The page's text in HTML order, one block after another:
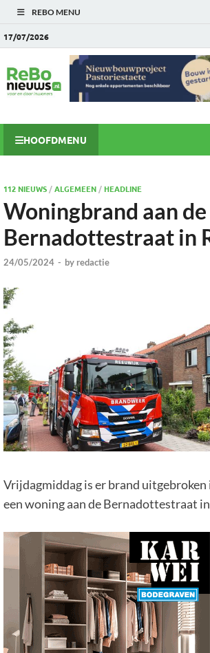
REBO MENU
17/07/2026
HOOFDMENU
112 NIEUWS/ALGEMEEN/ HEADLINE
Woningbrand aan de
Bernadottestraat in
24/05/2024 - by redactie
Vrijdagmiddag is er brand uitgebroken
een woning aan de Bernadottestraat